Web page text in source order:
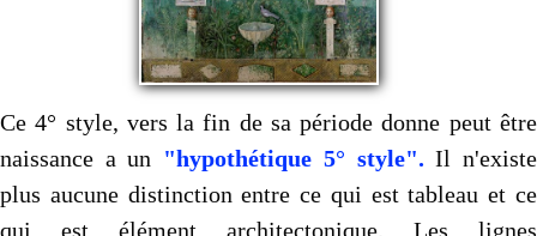
Ce 4° style, vers la fin de sa période donne peut être
naissance a un "hypothétique 5° style". Il n'existe
plus aucune distinction entre ce qui est tableau et ce
qui est élément architectonique. Les lignes